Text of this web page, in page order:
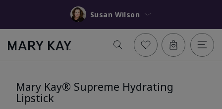
Susan Wilson
Mary Kay® Supreme Hydrating
Lipstick